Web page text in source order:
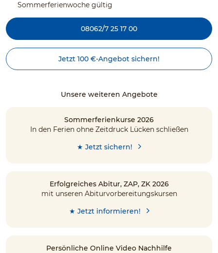
Sommerferienwoche gültig
08062/7 25 17 00
Jetzt 100 €-Angebot sichern!
Unsere weiteren Angebote
Sommerferienkurse 2026
In den Ferien ohne Zeitdruck Lücken schließen
★ Jetzt sichern!
Erfolgreiches Abitur, ZAP, ZK 2026
mit unseren Abiturvorbereitungskursen
★ Jetzt informieren!
Persönliche Online Video Nachhilfe